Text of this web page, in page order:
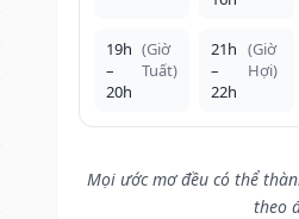
19h
–
20h
(Giờ
Tuất)
21h
–
22h
(Giờ
Hợi)
Mọi ước mơ đều có thể
theo